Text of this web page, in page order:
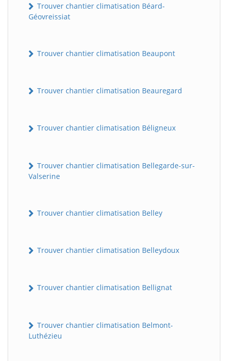
Trouver chantier climatisation Béard-
Géovreissiat
Trouver chantier climatisation Beaupont
Trouver chantier climatisation Beauregard
Trouver chantier climatisation Béligneux
Trouver chantier climatisation Bellegarde-sur-
Valserine
Trouver chantier climatisation Belley
Trouver chantier climatisation Belleydoux
Trouver chantier climatisation Bellignat
Trouver chantier climatisation Belmont-
Luthézieu